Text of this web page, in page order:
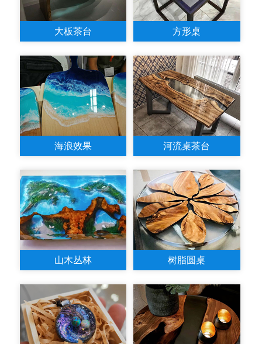
大板茶台 方形桌
海浪效果 河流桌茶台
山木丛林 树脂圆桌